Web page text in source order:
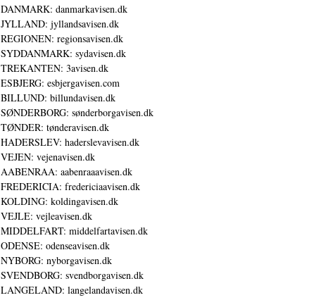
DANMARK: danmarkavisen.dk
JYLLAND: jyllandsavisen.dk
REGIONEN: regionsavisen.dk
SYDDANMARK: sydavisen.dk
TREKANTEN: 3avisen.dk
ESBJERG: esbjergavisen.com
BILLUND: billundavisen.dk
SØNDERBORG: sønderborgavisen.dk
TØNDER: tønderavisen.dk
HADERSLEV: haderslevavisen.dk
VEJEN: vejenavisen.dk
AABENRAA: aabenraaavisen.dk
FREDERICIA: fredericiaavisen.dk
KOLDING: koldingavisen.dk
VEJLE: vejleavisen.dk
MIDDELFART: middelfartavisen.dk
ODENSE: odenseavisen.dk
NYBORG: nyborgavisen.dk
SVENDBORG: svendborgavisen.dk
LANGELAND: langelandavisen.dk